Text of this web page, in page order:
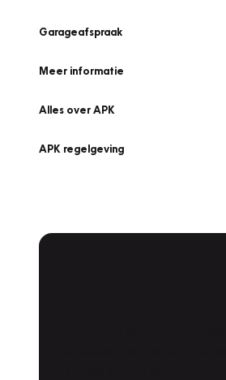
Garageafspraak
Meer informatie
Alles over APK
APK regelgeving